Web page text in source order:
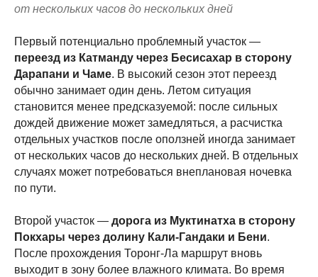
от нескольких часов до нескольких дней
Первый потенциально проблемный участок —
переезд из Катманду через Бесисахар в сторону
Дарапани и Чаме. В высокий сезон этот переезд
обычно занимает один день. Летом ситуация
становится менее предсказуемой: после сильных
дождей движение может замедляться, а расчистка
отдельных участков после оползней иногда занимает
от нескольких часов до нескольких дней. В отдельных
случаях может потребоваться внеплановая ночевка
по пути.
Второй участок — дорога из Муктинатха в сторону
Покхары через долину Кали-Гандаки и Бени.
После прохождения Торонг-Ла маршрут вновь
выходит в зону более влажного климата. Во время